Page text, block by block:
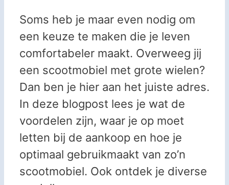
Soms heb je maar even nodig om
een keuze te maken die je leven
comfortabeler maakt. Overweeg jij
een scootmobiel met grote wielen?
Dan ben je hier aan het juiste adres.
In deze blogpost lees je wat de
voordelen zijn, waar je op moet
letten bij de aankoop en hoe je
optimaal gebruikmaakt van zo’n
scootmobiel. Ook ontdek je diverse